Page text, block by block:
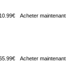
Acheter maintenant
Acheter maintenant